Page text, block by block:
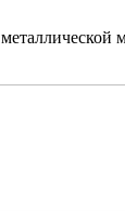
металлической